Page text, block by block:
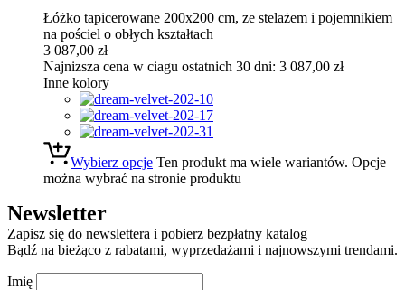
Łóżko tapicerowane 200x200 cm, ze stelażem i pojemnikiem
na pościel o obłych kształtach
3 087,00 zł
Najnizsza cena w ciagu ostatnich 30 dni: 3 087,00 zł
Inne kolory
Wybierz opcje Ten produkt ma wiele wariantów. Opcje
można wybrać na stronie produktu
Newsletter
Zapisz się do newslettera i pobierz bezpłatny katalog
Bądź na bieżąco z rabatami, wyprzedażami i najnowszymi trendami.
Imię